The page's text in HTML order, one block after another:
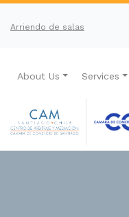
Arriendo de salas
About Us Services